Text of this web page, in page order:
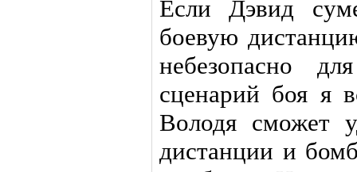
Если Дэвид
боевую
небезопасно
сценарий боя я
Володя сможет
дистанции и